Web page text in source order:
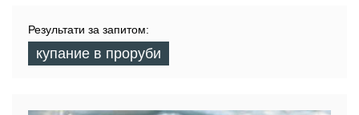
Результати за запитом:
купание в проруби